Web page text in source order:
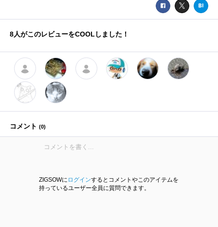
8人がこのレビューをCOOLしました！
コメント (0)
ZIGSOWに ログインするとコメントやこのアイテムを
持っているユーザー全員に質問できます。